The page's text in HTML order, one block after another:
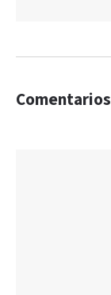
Comentarios